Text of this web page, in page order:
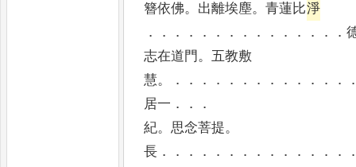
簪依佛。 出離埃塵。青蓮比淨
．．．．．．．．．．．．．．．
志在道門。五教敷
慧。．．．．．．．．．．．．．
居一 ．．．
紀。思念菩提。
長 ．．．．．．．．．．．．．．